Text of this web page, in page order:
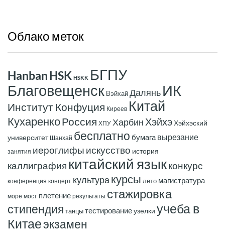
Облако меток
HanbanHSK HSKK БГПУ
Благовещенск ВэйхайДалянь ИК
Институт Конфуция Киреев Китай
КухаренкоРоссия ХПУ Харбин ХэйхэХэйхэский
университет Шанхай бесплатно бумага вырезание
занятия иероглифы искусство история
каллиграфия китайский языкконкурс
конференция концерт культура курсы лето магистратура
море мост плетение результаты стажировка
стипендия танцытестированиеузелки учеба в
Китаеэкзамен